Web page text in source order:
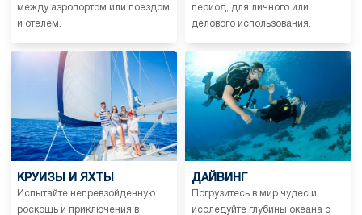
между аэропортом или поездом
и отелем.
период, для личного или
делового использования.
КРУИЗЫ И ЯХТЫ
Испытайте непревзойденную
роскошь и приключения в
ДАЙВИНГ
Погрузитесь в мир чудес и
исследуйте глубины океана с